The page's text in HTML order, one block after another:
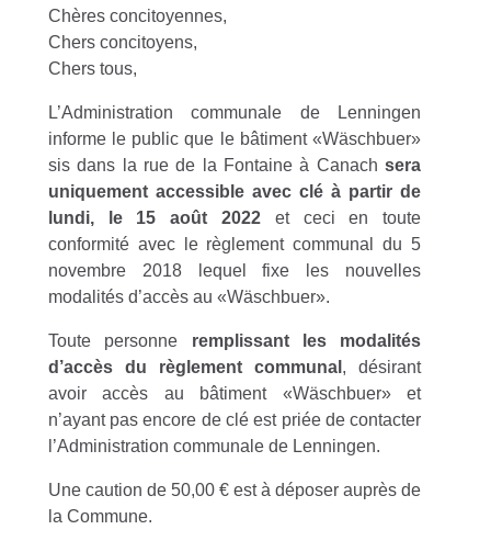
Chères concitoyennes,
Chers concitoyens,
Chers tous,
L’Administration communale de Lenningen
informe le public que le bâtiment «Wäschbuer»
sis dans la rue de la Fontaine à Canachsera
uniquement accessible avec clé à partir de
lundi, le 15 août 2022 et ceci en toute
conformité avec le règlement communal du 5
novembre 2018 lequel fixe les nouvelles
modalités d’accès au «Wäschbuer».
Toute personne remplissant les modalités
d’accès du règlement communal , désirant
avoir accès au bâtiment «Wäschbuer» et
n’ayant pas encore de clé est priée de contacter
l’Administration communale de Lenningen.
Une caution de 50,00 € est à déposer auprès de
la Commune.